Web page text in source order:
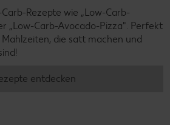
Rezepte wie „Low-Carb-
„Low-Carb-Avocado-Pizza". Perfekt
die satt machen und
entdecken